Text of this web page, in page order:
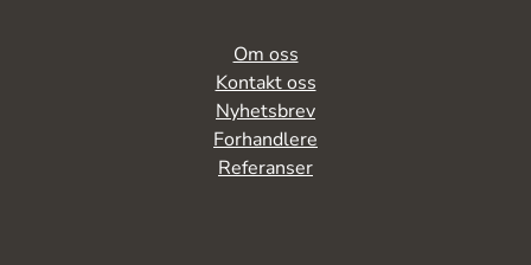
Om oss
Kontakt oss
Nyhetsbrev
Forhandlere
Referanser